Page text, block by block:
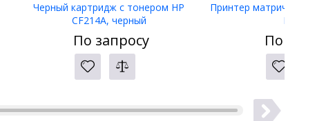
Черный картридж с тонером HP
CF214A, черный
По запросу
Принтер матричный
LW-400
По